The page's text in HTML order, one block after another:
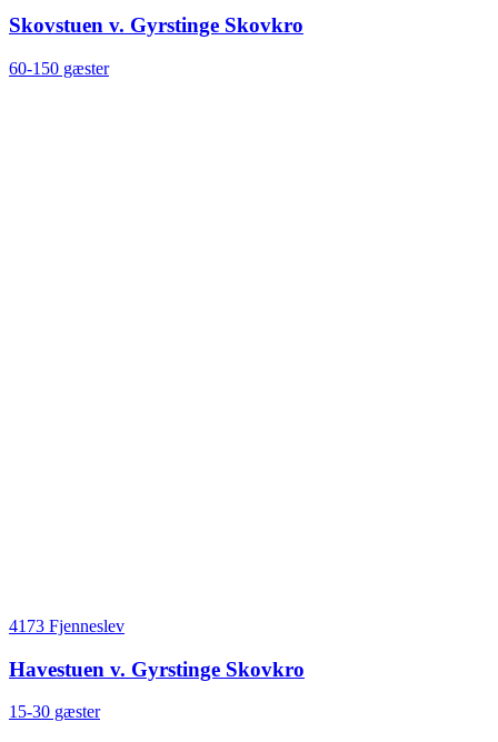
Skovstuen v. Gyrstinge Skovkro
60-150 gæster
4173 Fjenneslev
Havestuen v. Gyrstinge Skovkro
15-30 gæster